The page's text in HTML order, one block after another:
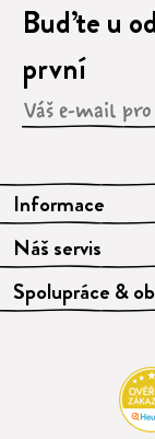
Informace
Náš servis
Spolupráce &
Buďte u
první